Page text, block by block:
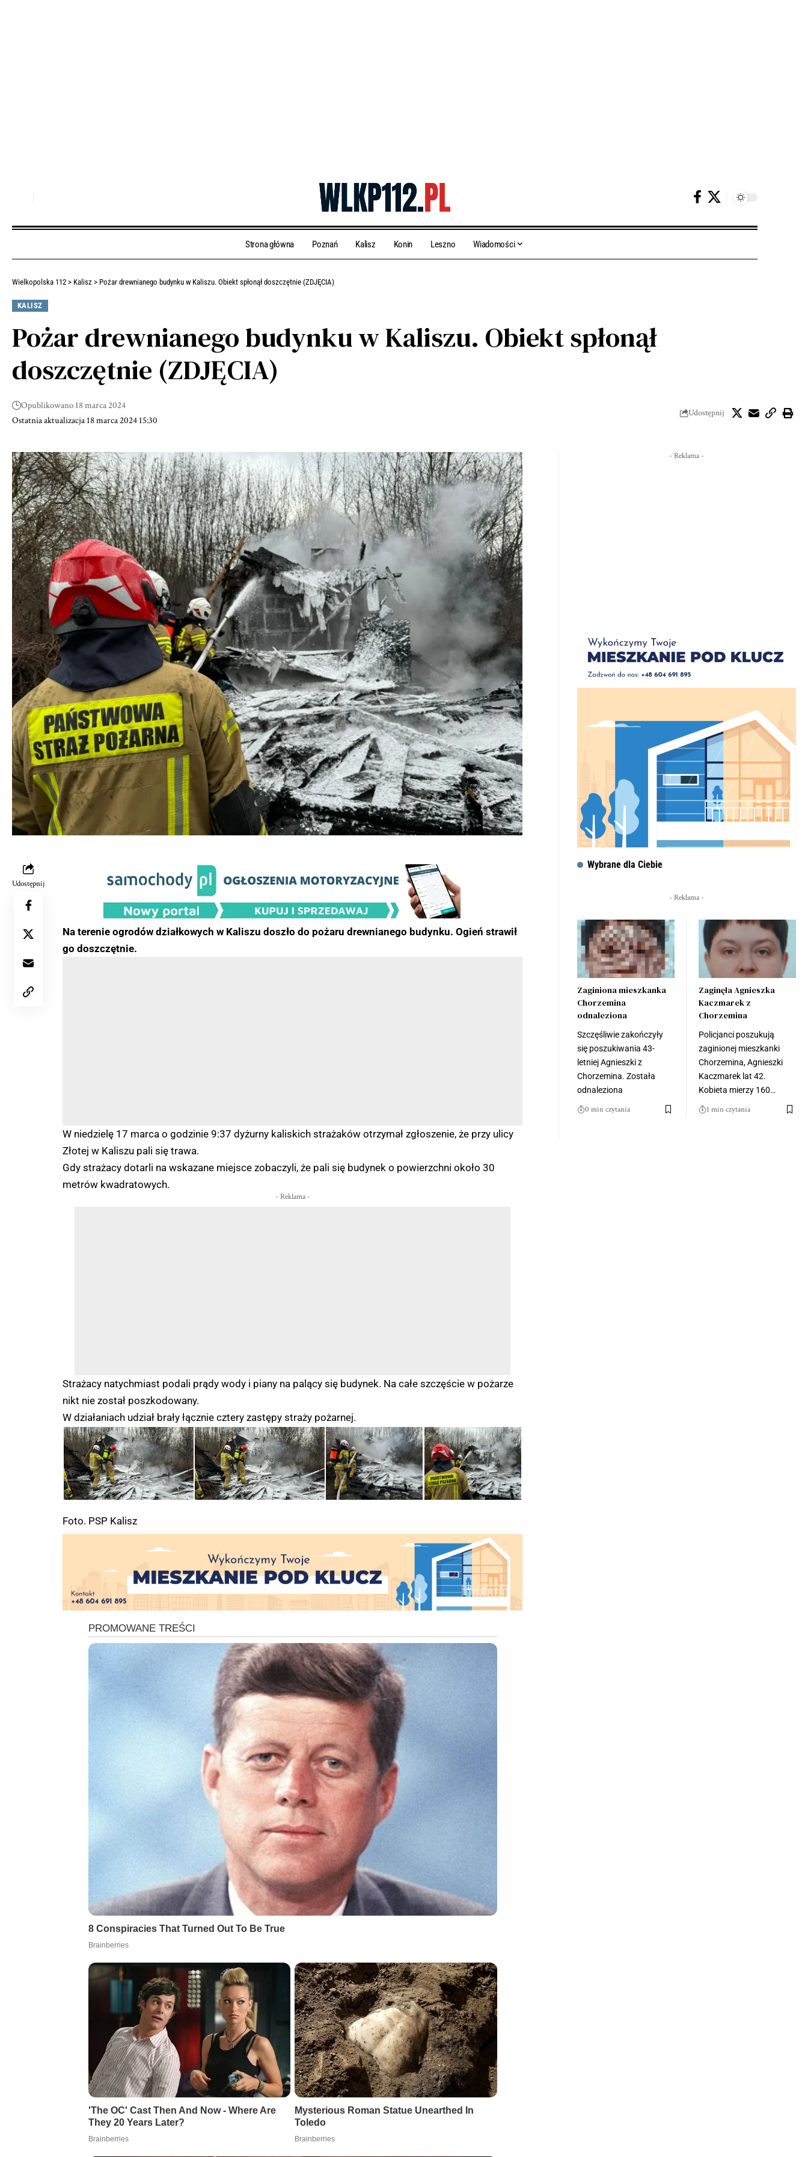
Strona główna Poznań Kalisz Konin Leszno Wiadomości
Wielkopolska 112 > Kalisz > Pożar drewnianego budynku w Kaliszu. Obiekt spłonął doszczętnie (ZDJĘCIA)
KALISZ
Pożar drewnianego budynku w Kaliszu. Obiekt spłonął
doszczętnie (ZDJĘCIA)
Ostatnia aktualizacja 18 marca 2024 15:30
Opublikowano 18 marca 2024
Udostępnij
Udostępnij
Na terenie ogrodów działkowych w Kaliszu doszło do pożaru drewnianego budynku. Ogień strawił
go doszczętnie.
W niedzielę 17 marca o godzinie 9:37 dyżurny kaliskich strażaków otrzymał zgłoszenie, że przy ulicy
Złotej w Kaliszu pali się trawa.
Gdy strażacy dotarli na wskazane miejsce zobaczyli, że pali się budynek o powierzchni około 30
metrów kwadratowych.
- Reklama -
Strażacy natychmiast podali prądy wody i piany na palący się budynek. Na całe szczęście w pożarze
nikt nie został poszkodowany.
W działaniach udział brały łącznie cztery zastępy straży pożarnej.
Foto. PSP Kalisz
- Reklama -
Wybrane dla Ciebie
- Reklama -
Zaginiona mieszkanka
Chorzemina
odnaleziona
Szczęśliwie zakończyły
się poszukiwania 43-
letniej Agnieszki z
Chorzemina. Została
odnaleziona
0 min czytania
Zaginęła Agnieszka
Kaczmarek z
Chorzemina
Policjanci poszukują
zaginionej mieszkanki
Chorzemina, Agnieszki
Kaczmarek lat 42.
Kobieta mierzy 160…
1 min czytania